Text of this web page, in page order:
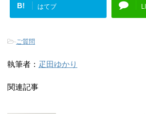
B! はてブ
-ご質問
執筆者： 疋田ゆかり
関連記事